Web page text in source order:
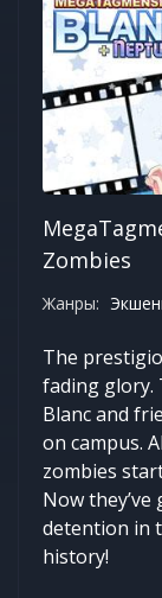
Zombies
Жанры:
The
fading glory.
Blanc and
on campus.
zombies
Now
detention in
history!